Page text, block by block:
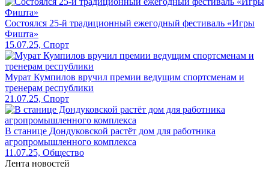
Состоялся 25-й традиционный ежегодный фестиваль «Игры
Фишта»
15.07.25, Спорт
Мурат Кумпилов вручил премии ведущим спортсменам и
тренерам республики
21.07.25, Спорт
В станице Дондуковской растёт дом для работника
агропромышленного комплекса
11.07.25, Общество
Лента новостей